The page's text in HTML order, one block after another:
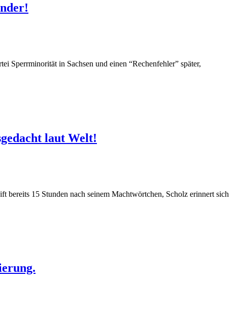
Sperrminorität in Sachsen und einen “Rechenfehler” später,
laut Welt!
15 Stunden nach seinem Machtwörtchen, Scholz erinnert sich